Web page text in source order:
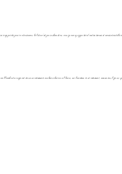
à apporter pour votre séance, la liste n’est pas exhaustive, vous pouvez apporter d’autres tenues et accessoires
blanche du conjoint des sous-vêtements couleurs chairs ou blancs, un bandeau tout vêtement, accessoires, bijoux